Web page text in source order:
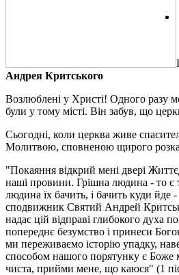
Андрея Критського
Возлюблені у Христі! Одного разу
були у тому місті. Він забув, що
Сьогодні, коли церква живе
Молитвою, сповненою щирого
"Покаяння відкрий мені двері
наші провини. Грішна людина - то є
людина їх бачить, і бачить куди
сподвижник Святий Анд­рей
надає цій відправі глибокого духа
попереднє безумство і принеси
ми переживаємо історію упадку,
способом нашого порятунку є Боже
чиста, прийми мене, що каюся" (1